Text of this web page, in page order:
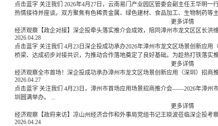
点击蓝字 关注我们 2026年4月27日，云南易门产业园区管委会副主任王华明一行莅临深企投考察交流，深企投董事长聂仰禄率团队
热情接待并座谈。双方聚焦有色稀贵金属、绿色建材、食品加工、生物制药等
更多详情
经济观察【政企对接】深企投牵头落实推介会成效，陪同漳州市龙文区区长洪
2026.04.28
点击蓝字 关注我们 4月23日深企投成功承办2026年漳州市龙文区场景创新应用（深圳）招商推介会，期间政企双方搭建了高效沟通
桥梁、达成初步对接共识，为推动合作落地奠定了良好基础。为趁热打铁落实
更多详情
经济观察全市首场！深企投成功承办漳州市龙文区场景创新应用（深圳）招商
2026.04.27
点击蓝字 关注我们 4月23日，漳州市首场应用场景招商推介会——2026年漳州市龙文区场景创新应用（深圳）招商推介对接会在深
圳圆满举办。 ...
更多详情
经济观察【政府来访】凉山州经济合作和外事局党组书记王晓波莅临深企投考
2026.04.24